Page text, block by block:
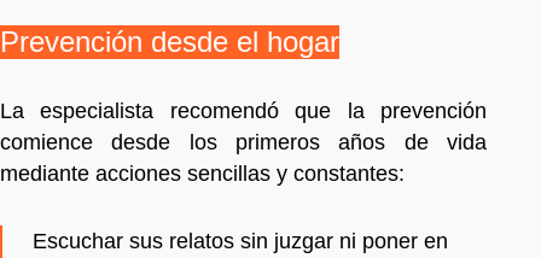
Prevención desde el hogar
La especialista recomendó que la prevención
comience desde los primeros años de vida
mediante acciones sencillas y constantes:
Escuchar sus relatos sin juzgar ni poner en